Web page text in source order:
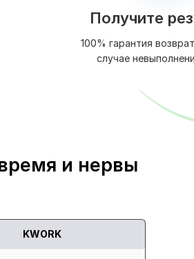
Получите
100% гарантия
случае
и нервы
KWORK